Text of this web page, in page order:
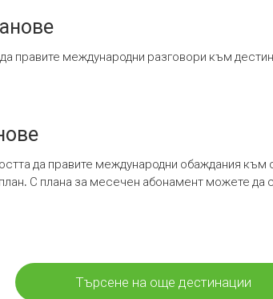
правите международни разговори към
да правите международни обаждания
С плана за месечен абонамент можете да
Търсене на още дестинации